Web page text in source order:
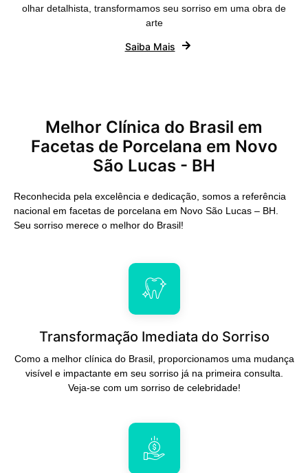
olhar detalhista, transformamos seu sorriso em uma obra de
arte
Saiba Mais
Melhor Clínica do Brasil em
Facetas de Porcelana em Novo
São Lucas - BH
Reconhecida pela excelência e dedicação, somos a referência
nacional em facetas de porcelana em Novo São Lucas – BH.
Seu sorriso merece o melhor do Brasil!
Transformação Imediata do Sorriso
Como a melhor clínica do Brasil, proporcionamos uma mudança
visível e impactante em seu sorriso já na primeira consulta.
Veja-se com um sorriso de celebridade!